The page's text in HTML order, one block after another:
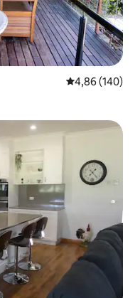
Prosječna
4,86 (140)
„Odabrali gosti”